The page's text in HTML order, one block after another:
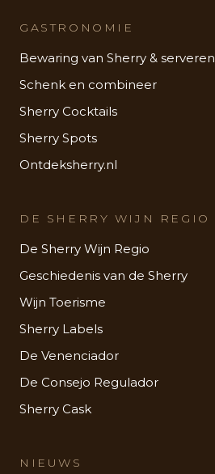
GASTRONOMIE
Bewaring van Sherry & serveren
Schenk en combineer
Sherry Cocktails
Sherry Spots
Ontdeksherry.nl
DE SHERRY WIJN REGIO
De Sherry Wijn Regio
Geschiedenis van de Sherry
Wijn Toerisme
Sherry Labels
De Venenciador
De Consejo Regulador
Sherry Cask
NIEUWS